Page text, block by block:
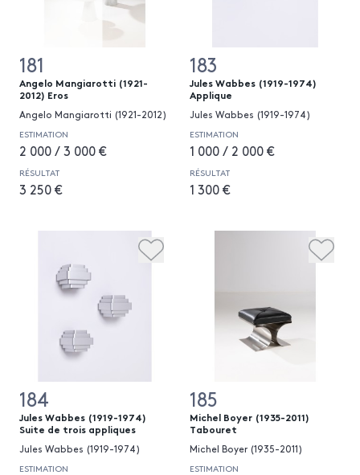
181
Angelo Mangiarotti (1921-
2012) Eros
Angelo Mangiarotti (1921-2012)
ESTIMATION
2 000 / 3 000 €
RÉSULTAT
3 250 €
183
Jules Wabbes (1919-1974)
Applique
Jules Wabbes (1919-1974)
ESTIMATION
1 000 / 2 000 €
RÉSULTAT
1 300 €
184
Jules Wabbes (1919-1974)
Suite de trois appliques
Jules Wabbes (1919-1974)
ESTIMATION
185
Michel Boyer (1935-2011)
Tabouret
Michel Boyer (1935-2011)
ESTIMATION